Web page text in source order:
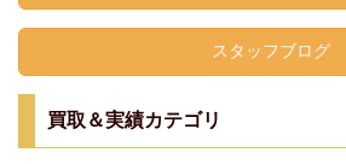
スタッフブログ
買取＆実績カテゴリ